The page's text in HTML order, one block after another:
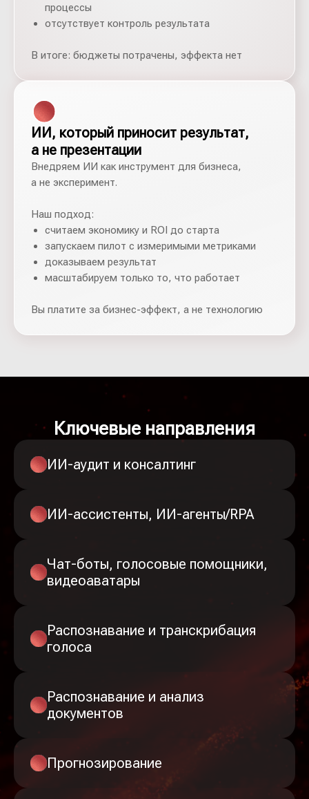
процессы
отсутствует контроль результата
В итоге: бюджеты потрачены, эффекта нет
ИИ, который приносит результат,
а не презентации
Внедряем ИИ как инструмент для бизнеса,
а не эксперимент.
Наш подход:
считаем экономику и ROI до старта
запускаем пилот с измеримыми метриками
доказываем результат
масштабируем только то, что работает
Вы платите за бизнес-эффект, а не технологию
Ключевые направления
ИИ-аудит и консалтинг
ИИ-ассистенты, ИИ-агенты/RPA
Чат-боты, голосовые помощники,
видеоаватары
Распознавание и транскрибация
голоса
Распознавание и анализ
документов
Прогнозирование